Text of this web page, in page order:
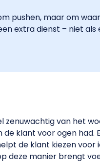
pushen, maar om
extra dienst – niet als
zenuwachtig van het
klant voor ogen had.
de klant kiezen
deze manier brengt